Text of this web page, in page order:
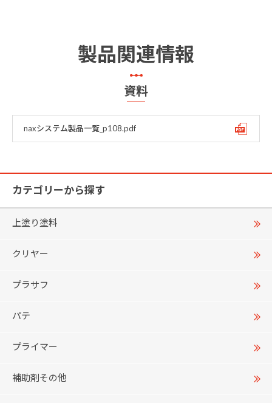
製品関連情報
資料
naxシステム製品一覧_p108.pdf
カテゴリーから探す
上塗り塗料
クリヤー
プラサフ
パテ
プライマー
補助剤その他